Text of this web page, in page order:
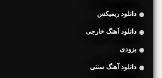
دانلود ریمیکس
دانلود آهنگ خارجی
بزودی
دانلود آهنگ سنتی